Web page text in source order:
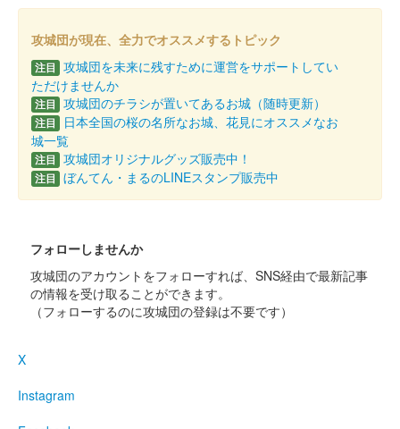
箱田城 御城印 木曽義仲 黄金版
販売終了
箱田城 御城印
箱田城 御城印
箱田城 御城印 巴御前版
箱田城 御城印
箱田城 御城印
攻城団が現在、全力でオススメするトピック
注目 攻城団を未来に残すために運営をサポートしてい
ただけませんか
注目 攻城団のチラシが置いてあるお城（随時更新）
注目
日本全国の桜の名所なお城、花見にオススメなお
城一覧
注目 攻城団オリジナルグッズ販売中！
注目 ぼんてん・まるのLINEスタンプ販売中
フォローしませんか
攻城団のアカウントをフォローすれば、SNS経由で最新記事
の情報を受け取ることができます。
（フォローするのに攻城団の登録は不要です）
X
Instagram